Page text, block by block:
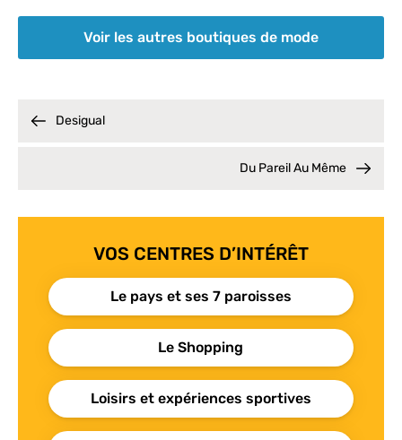
Voir les autres boutiques de mode
VOS CENTRES D’INTÉRÊT
Le pays et ses 7 paroisses
Le Shopping
Loisirs et expériences sportives
Desigual
Du Pareil Au Même